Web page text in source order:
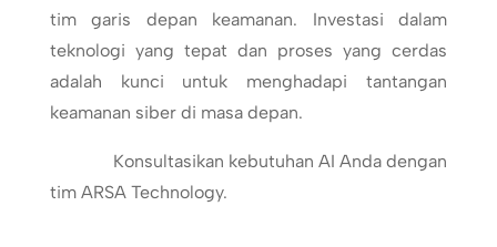
tim garis depan keamanan. Investasi dalam
teknologi yang tepat dan proses yang cerdas
adalah kunci untuk menghadapi tantangan
keamanan siber di masa depan.
Konsultasikan kebutuhan AI Anda dengan
tim ARSA Technology.